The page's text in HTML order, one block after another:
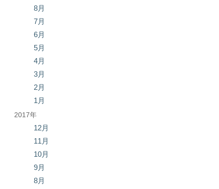
8月
7月
6月
5月
4月
3月
2月
1月
2017年
12月
11月
10月
9月
8月